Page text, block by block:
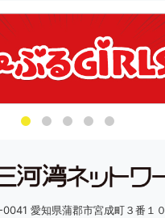
愛知県蒲郡市宮成町３番１０